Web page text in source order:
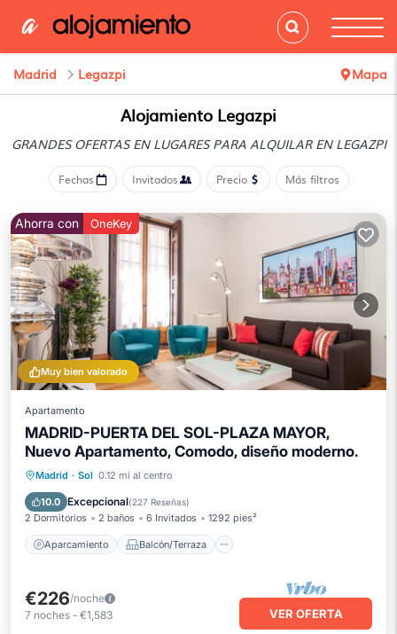
Madrid Legazpi Mapa
Alojamiento Legazpi
GRANDES OFERTAS EN LUGARESPARA ALQUILAR EN LEGAZPI
Fechas Invitados Precio Más filtros
Muy bien valorado
Ahorra con OneKey
Apartamento
MADRID-PUERTA DEL SOL-PLAZA MAYOR,
Nuevo Apartamento, Comodo, diseño moderno.
Madrid · Sol 0.12 mi al centro
10.0 Excepcional(227 Reseñas)
2 Dormitorios 2 baños 6 Invitados 1292 pies²
Aparcamiento Balcón/Terraza
Aparcamiento
Cocina
Aire acondicionado
€226/noche
7 noches - €1,583 VER OFERTA